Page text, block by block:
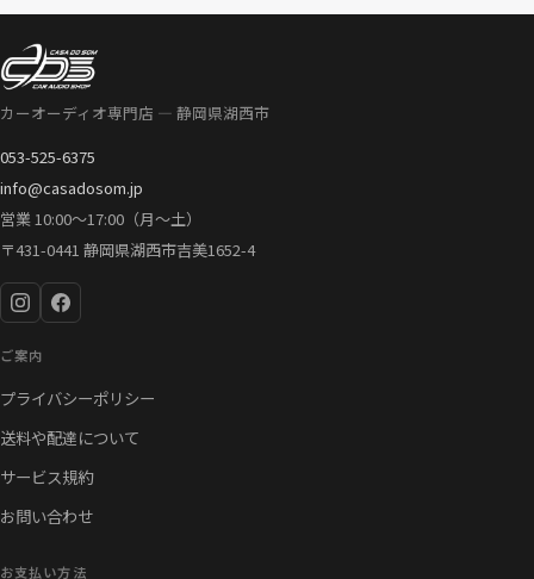
カーオーディオ専門店 — 静岡県湖西市
053-525-6375
info@casadosom.jp
営業 10:00〜17:00（月〜土）
〒431-0441 静岡県湖西市吉美1652-4
ご案内
プライバシーポリシー
送料や配達について
サービス規約
お問い合わせ
お支払い方法